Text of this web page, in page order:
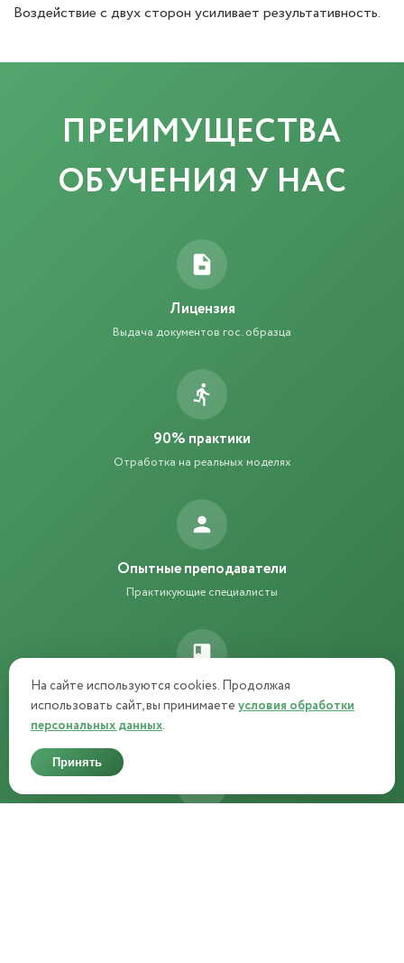
Воздействие с двух сторон усиливает результативность.
ПРЕИМУЩЕСТВА
ОБУЧЕНИЯ У НАС
Лицензия
Выдача документов гос. образца
90% практики
Отработка на реальных моделях
Опытные преподаватели
Практикующие специалисты
Методички навсегда
Электронные пособия остаются у вас
На сайте используются cookies. Продолжая
использовать сайт, вы принимаете условия обработки
персональных данных.
Принять